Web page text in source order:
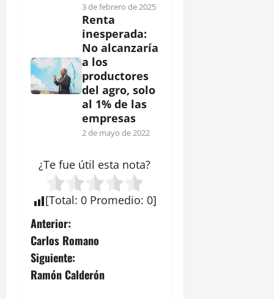
3 de febrero de 2025
Renta
inesperada:
No alcanzaría
a los
productores
del agro, solo
al 1% de las
empresas
2 de mayo de 2022
¿Te fue útil esta nota?
[Total: 0 Promedio: 0]
N
a
v
Anterior:
Carlos Romano
Siguiente:
Ramón Calderón